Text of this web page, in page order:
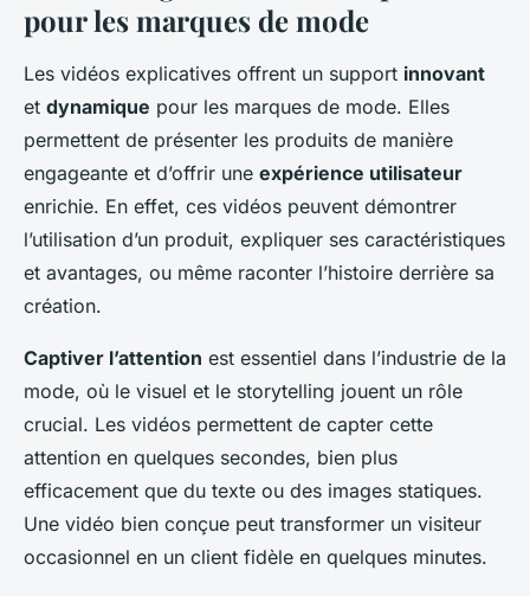
pour les marques de mode
Les vidéos explicatives offrent un support innovant
et dynamique pour les marques de mode. Elles
permettent de présenter les produits de manière
engageante et d’offrir une expérience utilisateur
enrichie. En effet, ces vidéos peuvent démontrer
l’utilisation d’un produit, expliquer ses caractéristiques
et avantages, ou même raconter l’histoire derrière sa
création.
Captiver l’attention est essentiel dans l’industrie de la
mode, où le visuel et le storytelling jouent un rôle
crucial. Les vidéos permettent de capter cette
attention en quelques secondes, bien plus
efficacement que du texte ou des images statiques.
Une vidéo bien conçue peut transformer un visiteur
occasionnel en un client fidèle en quelques minutes.